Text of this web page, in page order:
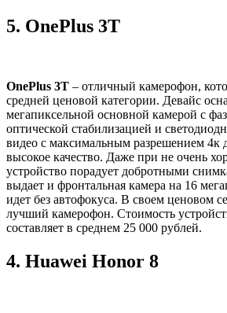
5. OnePlus 3T
OnePlus 3T – отличный камерофон,
средней ценовой категории. Девайс
мегапиксельной основной камерой с
оптической стабилизацией и
видео с максимальным разрешением 4к
высокое качество. Даже при не очень
устройство порадует добротными
выдает и фронтальная камера на 16
идет без автофокуса. В своем ценовом
лучший камерофон. Стоимость
составляет в среднем 25 000 рублей.
4. Huawei Honor 8